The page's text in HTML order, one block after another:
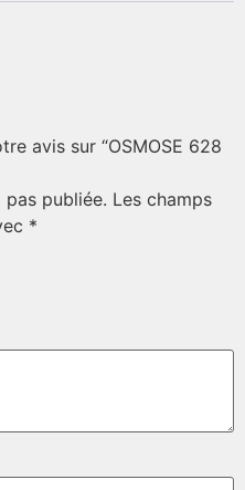
avis sur “OSMOSE 628
publiée. Les champs
*